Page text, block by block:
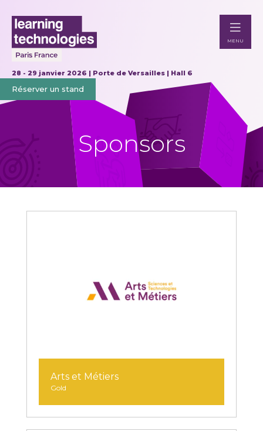
28 - 29 janvier 2026 | Porte de Versailles | Hall 6
Réserver un stand
MENU
Sponsors
Arts et Métiers
Gold